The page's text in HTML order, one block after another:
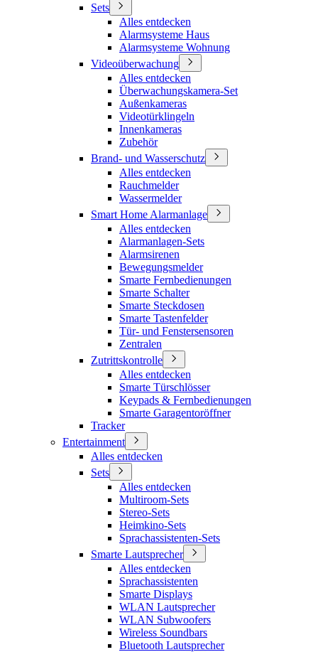
Sets
Alles entdecken
Alarmsysteme Haus
Alarmsysteme Wohnung
Videoüberwachung
Alles entdecken
Überwachungskamera-Set
Außenkameras
Videotürklingeln
Innenkameras
Zubehör
Brand- und Wasserschutz
Alles entdecken
Rauchmelder
Wassermelder
Smart Home Alarmanlage
Alles entdecken
Alarmanlagen-Sets
Alarmsirenen
Bewegungsmelder
Smarte Fernbedienungen
Smarte Schalter
Smarte Steckdosen
Smarte Tastenfelder
Tür- und Fenstersensoren
Zentralen
Zutrittskontrolle
Alles entdecken
Smarte Türschlösser
Keypads & Fernbedienungen
Smarte Garagentoröffner
Tracker
Entertainment
Alles entdecken
Sets
Alles entdecken
Multiroom-Sets
Stereo-Sets
Heimkino-Sets
Sprachassistenten-Sets
Smarte Lautsprecher
Alles entdecken
Sprachassistenten
Smarte Displays
WLAN Lautsprecher
WLAN Subwoofers
Wireless Soundbars
Bluetooth Lautsprecher